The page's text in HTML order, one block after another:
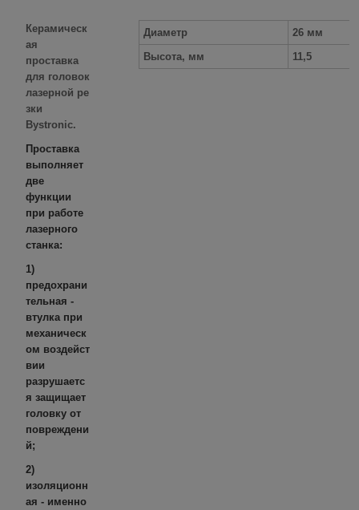
Керамическ
ая
проставка
для головок
лазерной ре
зки
Bystronic.
Проставка
выполняет
две
функции
при работе
лазерного
станка:
1)
предохрани
тельная -
втулка при
механическ
ом воздейст
вии
разрушаетс
я защищает
головку от
повреждени
й;
2)
изоляционн
ая - именно
Диаметр
26 мм
Высота, мм
11,5